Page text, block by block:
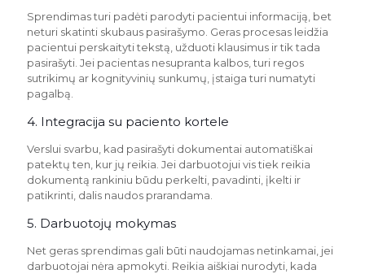
Sprendimas turi padėti parodyti pacientui informaciją, bet
neturi skatinti skubaus pasirašymo. Geras procesas leidžia
pacientui perskaityti tekstą, užduoti klausimus ir tik tada
pasirašyti. Jei pacientas nesupranta kalbos, turi regos
sutrikimų ar kognityvinių sunkumų, įstaiga turi numatyti
pagalbą.
4. Integracija su paciento kortele
Verslui svarbu, kad pasirašyti dokumentai automatiškai
patektų ten, kur jų reikia. Jei darbuotojui vis tiek reikia
dokumentą rankiniu būdu perkelti, pavadinti, įkelti ir
patikrinti, dalis naudos prarandama.
5. Darbuotojų mokymas
Net geras sprendimas gali būti naudojamas netinkamai, jei
darbuotojai nėra apmokyti. Reikia aiškiai nurodyti, kada